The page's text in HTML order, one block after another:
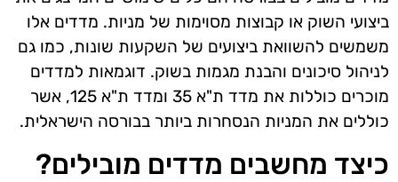
ביצועי השוק או קבוצות מסוימות של מניות. מדדים אלו
משמשים להשוואת ביצועים של השקעות שונות, כמו גם
לניהול סיכונים והבנת מגמות בשוק. דוגמאות למדדים
מוכרים כוללות את מדד ת"א 35 ומדד ת"א 125, אשר
כוללים את המניות הנסחרות ביותר בבורסה הישראלית.
כיצד מחשבים מדדים מובילים?